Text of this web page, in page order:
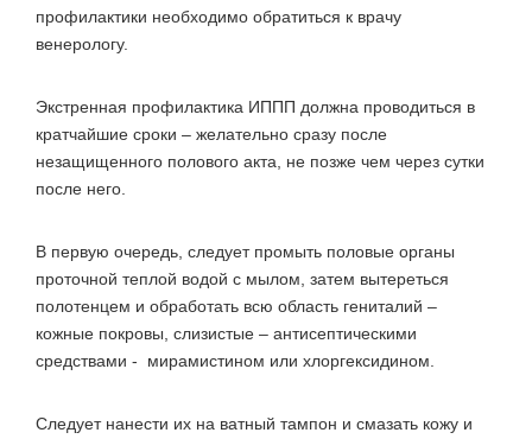
профилактики необходимо обратиться к врачу
венерологу.
Экстренная профилактика ИППП должна проводиться в
кратчайшие сроки – желательно сразу после
незащищенного полового акта, не позже чем через сутки
после него.
В первую очередь, следует промыть половые органы
проточной теплой водой с мылом, затем вытереться
полотенцем и обработать всю область гениталий –
кожные покровы, слизистые – антисептическими
средствами - мирамистином или хлоргексидином.
Следует нанести их на ватный тампон и смазать кожу и